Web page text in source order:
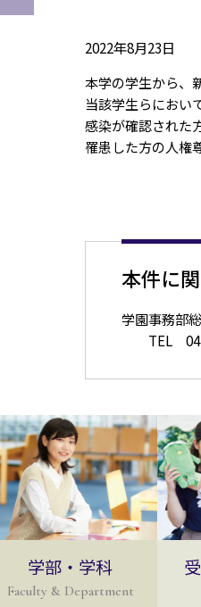
2022年8月23日
本学の学生から、
当該学生らにおい
感染が確認された
罹患した方の人権
本件に
学園事務部
TEL 042-
学部・学科
Faculty & Department